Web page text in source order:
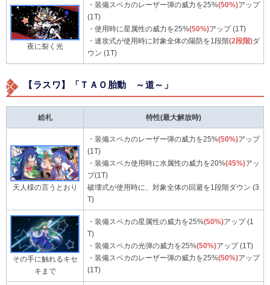
夜に裂く光
・装備スペカのレーザー弾の威力を25%(50%)アップ
(1T)
・使用時に星属性の威力を25%(50%)アップ (1T)
・速攻式が使用時に対象全体の陽防を1段階(2段階)ダ
ウン (1T)
【ラスワ】「ＴＡＯ胎動 ～道～」
絵札 特性(最大解放時)
天人様の言うとおり
・装備スペカのレーザー弾の威力を25%(50%)アップ
(1T)
・装備スペカ使用時に水属性の威力を20%(45%)アッ
プ(1T)
破壊式が使用時に、対象全体の回避を1段階ダウン (3
T)
その手に触れるキセ
キまで
・装備スペカの星属性の威力を25%(50%)アップ (1
T)
・装備スペカの光弾の威力を25%(50%)アップ (1T)
・装備スペカのレーザー弾の威力を25%(50%)アップ
(1T)